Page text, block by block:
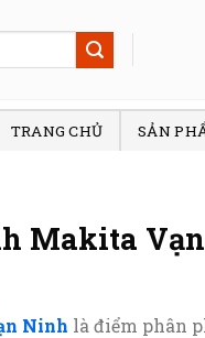
TRANG CHỦ SẢN
Makita
Ninh là điểm phân